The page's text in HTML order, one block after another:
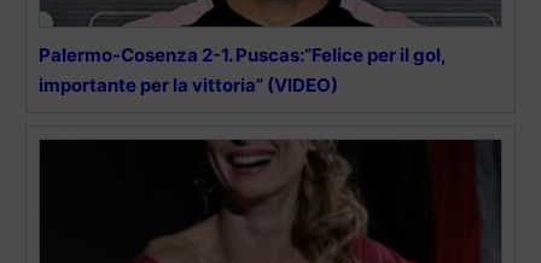
Palermo-Cosenza 2-1. Puscas:”Felice per il gol,
importante per la vittoria” (VIDEO)